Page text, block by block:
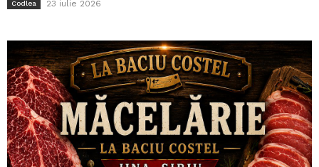
Codlea 23 iulie 2026